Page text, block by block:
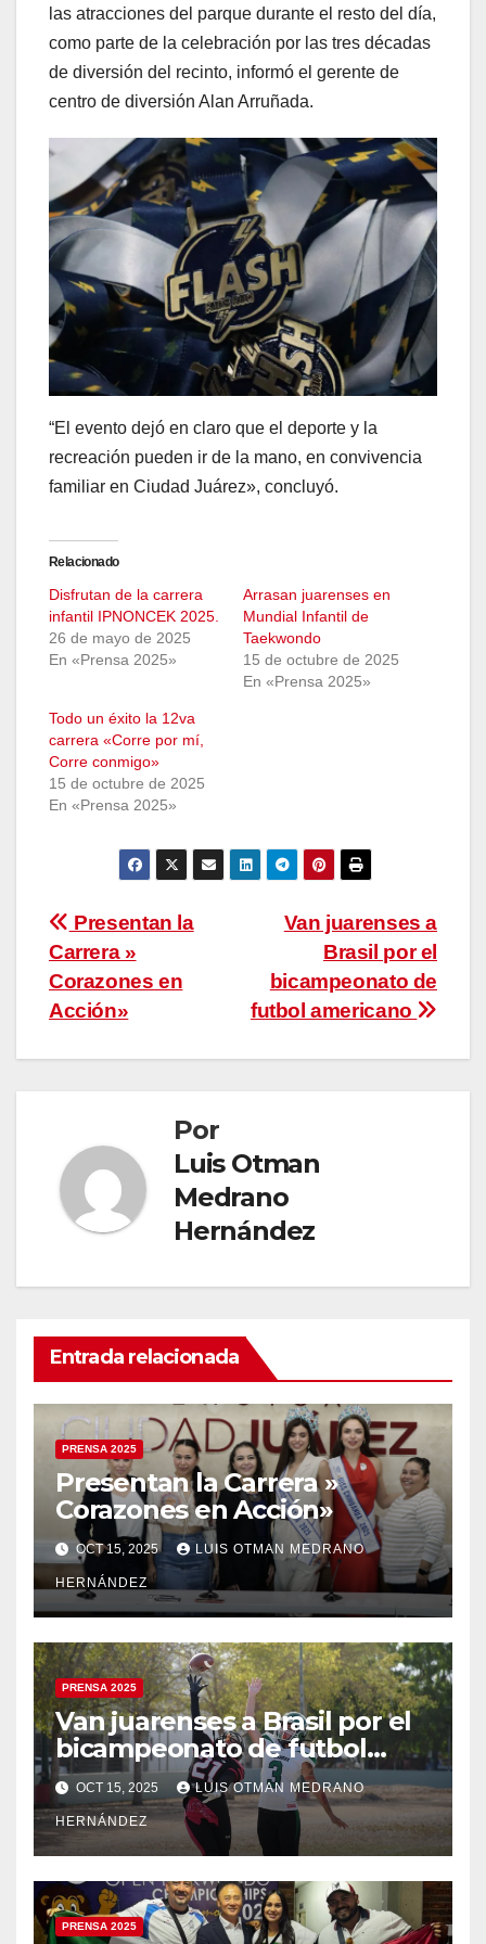
las atracciones del parque durante el resto del día,
como parte de la celebración por las tres décadas
de diversión del recinto, informó el gerente de
centro de diversión Alan Arruñada.
“El evento dejó en claro que el deporte y la
recreación pueden ir de la mano, en convivencia
familiar en Ciudad Juárez», concluyó.
Relacionado
Disfrutan de la carrera
infantil IPNONCEK 2025.
26 de mayo de 2025
En «Prensa 2025»
Arrasan juarenses en
Mundial Infantil de
Taekwondo
15 de octubre de 2025
En «Prensa 2025»
Todo un éxito la 12va
carrera «Corre por mí,
Corre conmigo»
15 de octubre de 2025
En «Prensa 2025»
Navegación
de
entradas
Van juarenses a
Brasil por el
bicampeonato de
futbol americano
Presentan la
Carrera »
Corazones en
Acción»
Por
Luis Otman
Medrano
Hernández
Entrada relacionada
PRENSA 2025
Presentan la Carrera »
Corazones en Acción»
OCT 15, 2025 LUIS OTMAN MEDRANO
HERNÁNDEZ
PRENSA 2025
Van juarenses a Brasil por el
bicampeonato de futbol
americano
OCT 15, 2025 LUIS OTMAN MEDRANO
HERNÁNDEZ
PRENSA 2025